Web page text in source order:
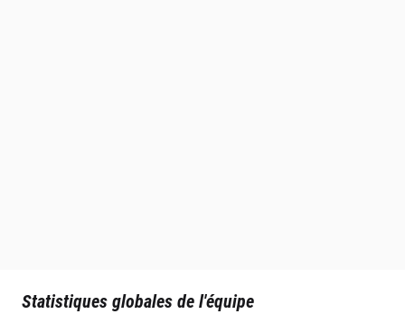
Statistiques globales de l'équipe